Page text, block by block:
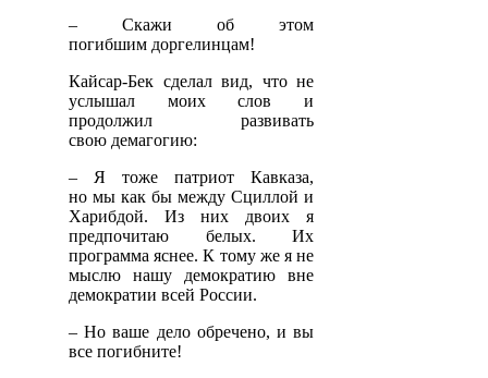
– Скажи об этом
погибшим доргелинцам!
Кайсар-Бек сделал вид, что не
услышал моих слов и
продолжил развивать
свою демагогию:
– Я тоже патриот Кавказа,
но мы как бы между Сциллой и
Харибдой. Из них двоих я
предпочитаю белых. Их
программа яснее. К тому же я не
мыслю нашу демократию вне
демократии всей России.
– Но ваше дело обречено, и вы
все погибните!